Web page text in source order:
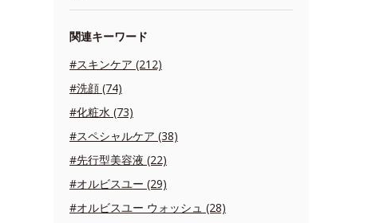
関連キーワード
#スキンケア (212)
#洗顔 (74)
#化粧水 (73)
#スペシャルケア (38)
#先行型美容液 (22)
#オルビスユー (29)
#オルビスユー ウォッシュ (28)